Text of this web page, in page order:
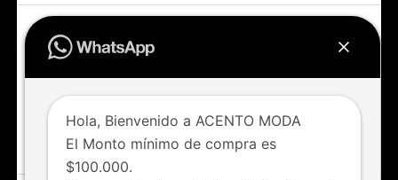
Accedé a todas las novedades
Nuevos ingresos todas las semanas
IR AL SHOP
Hola, Bienvenido a ACENTO MODA
El Monto mínimo de compra es
$100.000.